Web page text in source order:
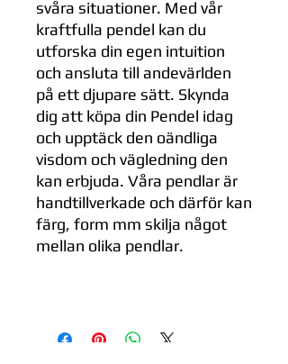
svåra situationer. Med vår
kraftfulla pendel kan du
utforska din egen intuition
och ansluta till andevärlden
på ett djupare sätt. Skynda
dig att köpa din Pendel idag
och upptäck den oändliga
visdom och vägledning den
kan erbjuda. Våra pendlar är
handtillverkade och därför kan
färg, form mm skilja något
mellan olika pendlar.